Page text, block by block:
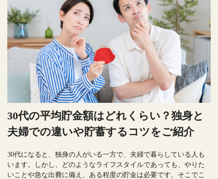
30代の平均貯金額はどれくらい？独身と
夫婦での違いや貯蓄するコツをご紹介
30代になると、独身の人がいる一方で、夫婦で暮らしている人も
います。しかし、どのようなライフスタイルであっても、やりた
いことや急な出費に備え、ある程度の貯金は必要です。そこでこ